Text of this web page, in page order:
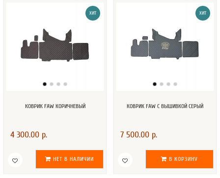
ХИТ
КОВРИК FAW КОРИЧНЕВЫЙ
4 300.00 р.
НЕТ В НАЛИЧИИ
ХИТ
КОВРИК FAW С ВЫШИВКОЙ СЕРЫЙ
7 500.00 р.
В КОРЗИНУ